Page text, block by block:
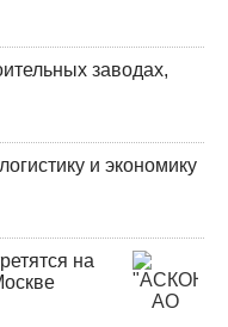
заводах,
и экономику
на